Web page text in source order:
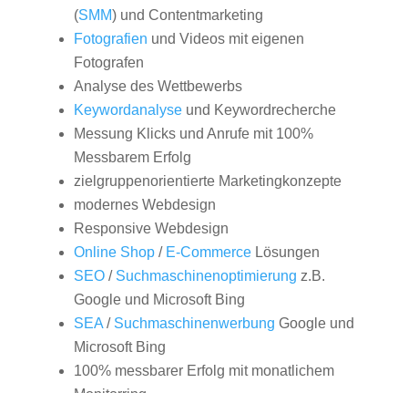
(SMM) und Contentmarketing
Fotografien und Videos mit eigenen
Fotografen
Analyse des Wettbewerbs
Keywordanalyseund Keywordrecherche
Messung Klicks und Anrufe mit 100%
Messbarem Erfolg
zielgruppenorientierte Marketingkonzepte
modernes Webdesign
Responsive Webdesign
Online Shop/ E-CommerceLösungen
SEO/ Suchmaschinenoptimierung z.B.
Google und Microsoft Bing
SEA/ Suchmaschinenwerbung Google und
Microsoft Bing
100% messbarer Erfolg mit monatlichem